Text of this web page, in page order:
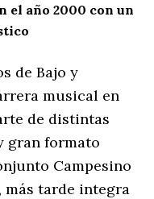
el año 2000 con un
de Bajo y
musical en
de distintas
gran formato
Campesino
más tarde integra